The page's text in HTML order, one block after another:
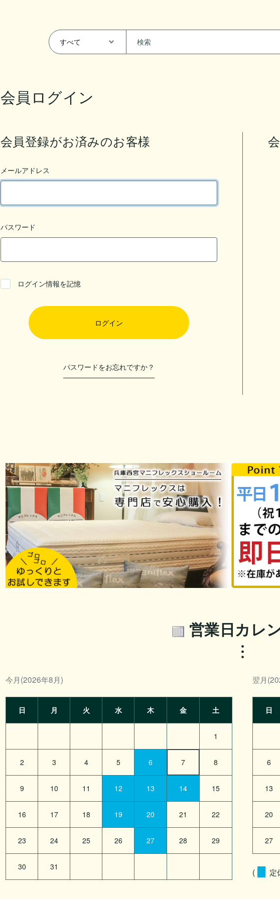
会員ログイン
会員登録がお済みのお客様
メールアドレス
パスワード
ログイン情報を記憶
パスワードをお忘れですか？
営業日カレ
今月(2026年8月)
日 月 火 水 木 金 土
1
2 3 4 5 6 7 8
9 10 11 12 13 14 15
16 17 18 19 20 21 22
23 24 25 26 27 28 29
30 31
翌月
日
6
13
20
27
( 定